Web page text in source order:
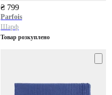
₴ 799
Parfois
Шарф
Товар розкуплено